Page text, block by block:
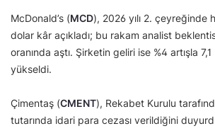
McDonald’s (MCD), 2026 yılı 2. çeyreğinde
dolar kâr açıkladı; bu rakam analist
oranında aştı. Şirketin geliri ise %4 artışla
yükseldi.
Çimentaş (CMENT), Rekabet Kurulu
tutarında idari para cezası verildiğini